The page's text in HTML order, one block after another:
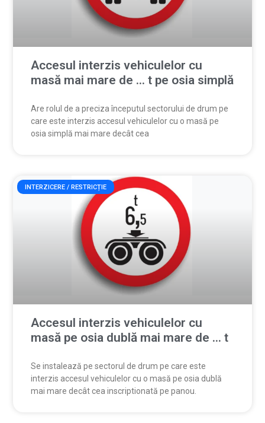
Accesul interzis vehiculelor cu
masă mai mare de … t pe osia simplă
Are rolul de a preciza începutul sectorului de drum pe
care este interzis accesul vehiculelor cu o masă pe
osia simplă mai mare decât cea
INTERZICERE / RESTRICȚIE
Accesul interzis vehiculelor cu
masă pe osia dublă mai mare de … t
Se instalează pe sectorul de drum pe care este
interzis accesul vehiculelor cu o masă pe osia dublă
mai mare decât cea inscriptionată pe panou.